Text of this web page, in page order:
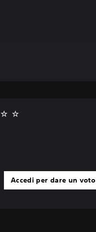
Accedi per dare un voto